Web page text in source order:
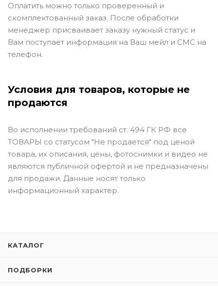
Оплатить можно только проверенный и
скомплектованный заказ. После обработки
менеджер присваивает заказу нужный статус и
Вам поступает информация на Ваш мейл и СМС на
телефон.
Условия для товаров, которые не
продаются
Во исполнении требований ст. 494 ГК РФ все
ТОВАРЫ со статусом "Не продается" под ценой
товара, их описания, цены, фотоснимки и видео не
являются публичной офертой и не предназначены
для продажи. Данные носят только
информационный характер.
КАТАЛОГ
ПОДБОРКИ